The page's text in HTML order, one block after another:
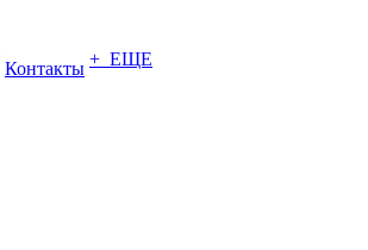
Контакты + ЕЩЕ